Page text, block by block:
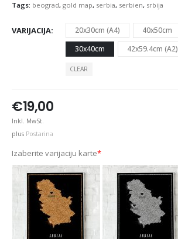
Tags: beograd, gold map, serbia, serbien, srbija
VARIJACIJA 20x30cm (A4) 40x50cm
30x40cm
42x59.4cm (A2)
CLEAR
€19,00
Inkl. MwSt.
plus Postarina
Izaberite varijaciju karte*